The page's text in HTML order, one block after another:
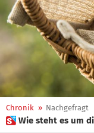
Chronik » Nachgefragt
 Wie steht es um